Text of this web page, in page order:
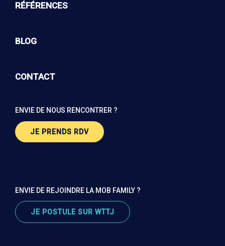
RÉFÉRENCES
BLOG
CONTACT
ENVIE DE NOUS RENCONTRER ?
JE PRENDS RDV
ENVIE DE REJOINDRE LA MOB FAMILY ?
JE POSTULE SUR WTTJ